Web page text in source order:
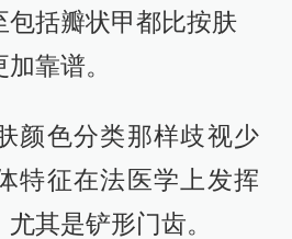
包括瓣状甲都比按肤
靠谱。
颜色分类那样歧视少
特征在法医学上发挥
其是铲形门齿。